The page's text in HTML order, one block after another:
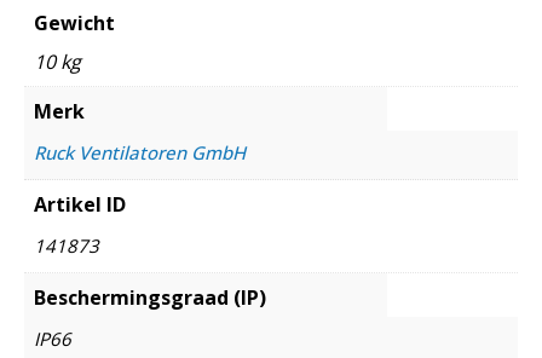
Gewicht
10 kg
Merk
Ruck Ventilatoren GmbH
Artikel ID
141873
Beschermingsgraad (IP)
IP66